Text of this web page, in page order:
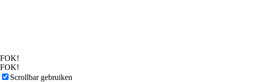
FOK!
FOK!
Scrollbar gebruiken